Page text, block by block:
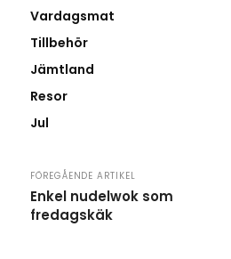
Vardagsmat
Tillbehör
Jämtland
Resor
Jul
FÖREGÅENDE ARTIKEL
Enkel nudelwok som
fredagskäk